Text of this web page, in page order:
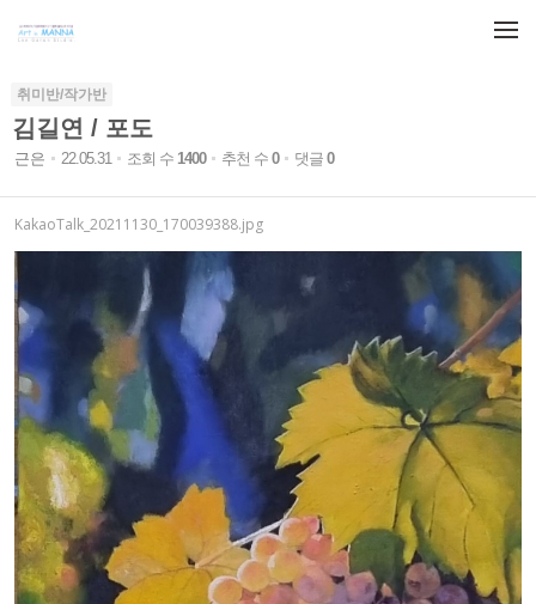
취미반/작가반
김길연 / 포도
근은 22.05.31 조회 수 1400 추천 수 0 댓글 0
KakaoTalk_20211130_170039388.jpg